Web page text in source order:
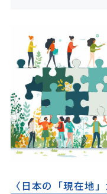
〈日本の「現在地